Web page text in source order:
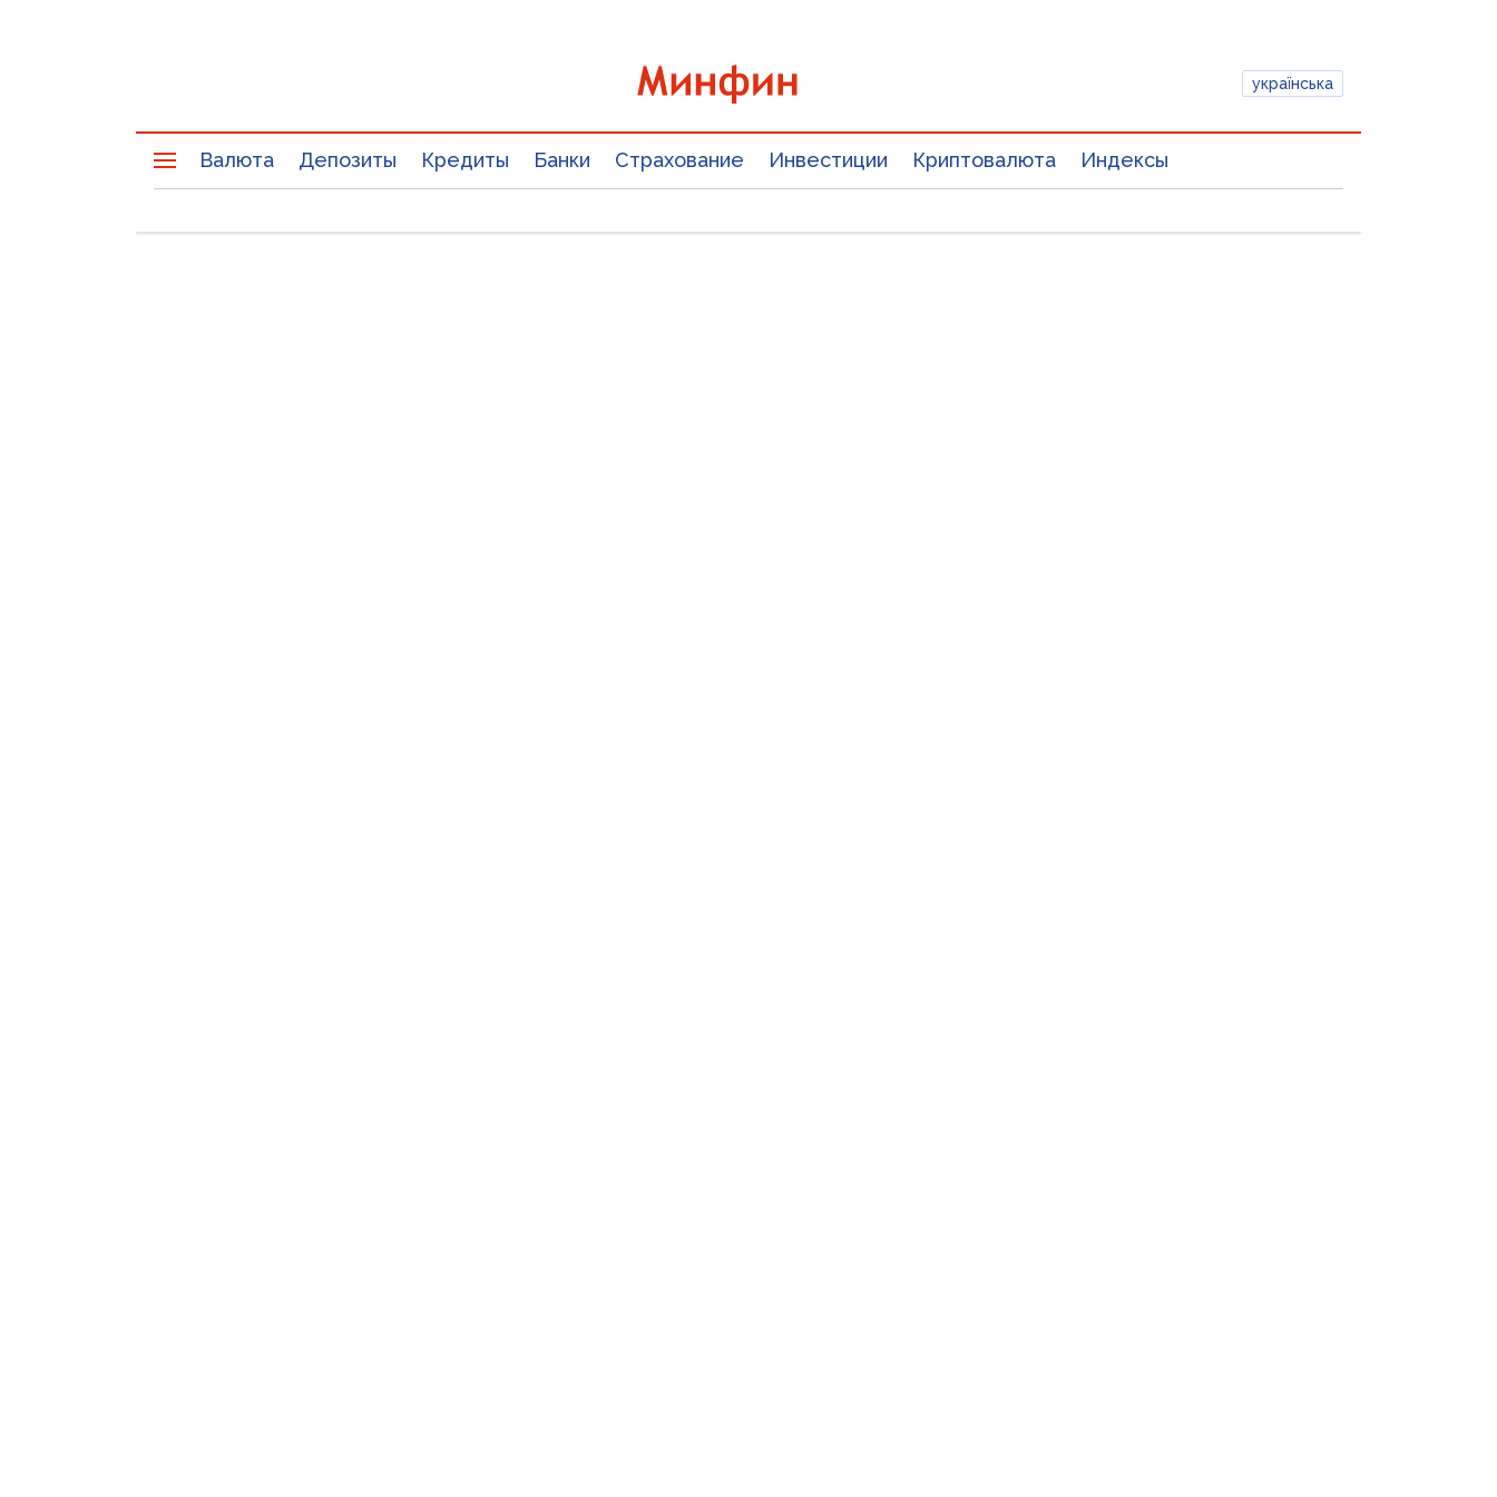
українська
Валюта Депозиты Кредиты Банки Страхование Инвестиции Криптовалюта Индексы